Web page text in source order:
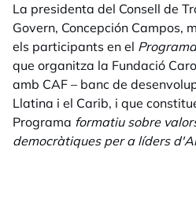
La presidenta del Consell de
Govern, Concepción Campos,
els participants en el
que organitza la Fundació
amb CAF – banc de
Llatina i el Carib, i que
Programa formatiu sobre
democràtiques per a líders